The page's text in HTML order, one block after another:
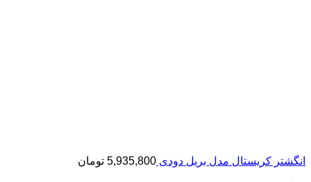
انگشتر کریستال مدل بریل دودی 5,935,800 تومان